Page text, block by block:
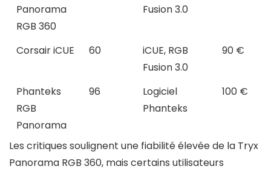
Panorama
RGB 360
Fusion 3.0
Corsair iCUE 60
iCUE, RGB
Fusion 3.0
90 €
Phanteks
RGB
Panorama
96
Logiciel
Phanteks
100 €
Les critiques soulignent une fiabilité élevée de la Tryx
Panorama RGB 360, mais certains utilisateurs